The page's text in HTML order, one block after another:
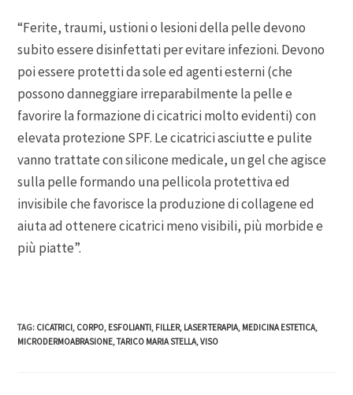
“Ferite, traumi, ustioni o lesioni della pelle devono
subito essere disinfettati per evitare infezioni. Devono
poi essere protetti da sole ed agenti esterni (che
possono danneggiare irreparabilmente la pelle e
favorire la formazione di cicatrici molto evidenti) con
elevata protezione SPF. Le cicatrici asciutte e pulite
vanno trattate con silicone medicale, un gel che agisce
sulla pelle formando una pellicola protettiva ed
invisibile che favorisce la produzione di collagene ed
aiuta ad ottenere cicatrici meno visibili, più morbide e
più piatte”.
TAG: CICATRICI, CORPO, ESFOLIANTI, FILLER, LASER TERAPIA, MEDICINA ESTETICA,
MICRODERMOABRASIONE,TARICO MARIA STELLA,VISO